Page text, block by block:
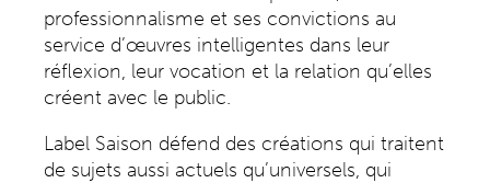
professionnalisme et ses convictions au
service d’œuvres intelligentes dans leur
réflexion, leur vocation et la relation qu’elles
créent avec le public.
Label Saison défend des créations qui traitent
de sujets aussi actuels qu’universels, qui